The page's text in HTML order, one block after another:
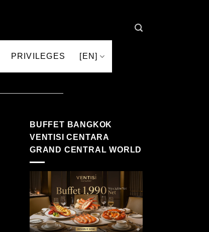
PRIVILEGES [EN]
BUFFET BANGKOK
VENTISI CENTARA
GRAND CENTRAL WORLD